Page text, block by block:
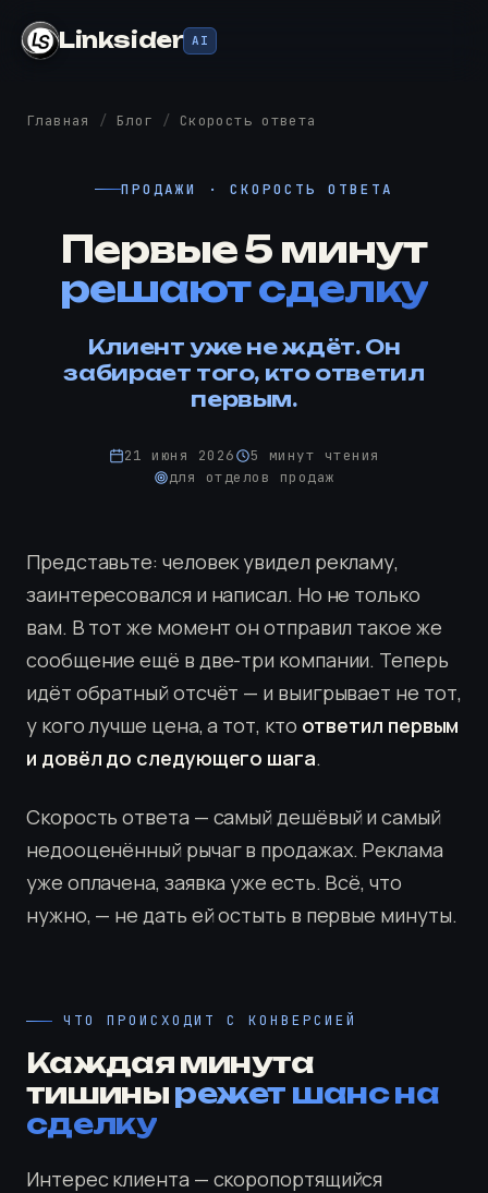
Linksider AI
Главная / Блог / Скорость ответа
ПРОДАЖИ · СКОРОСТЬ ОТВЕТА
Первые 5 минут
решают сделку
Клиент уже не ждёт. Он
забирает того, кто ответил
первым.
21 июня 2026
5 минут чтения
для отделов продаж
Представьте: человек увидел рекламу,
заинтересовался и написал. Но не только
вам. В тот же момент он отправил такое же
сообщение ещё в две-три компании. Теперь
идёт обратный отсчёт — и выигрывает не тот,
у кого лучше цена, а тот, кто ответил первым
и довёл до следующего шага.
Скорость ответа — самый дешёвый и самый
недооценённый рычаг в продажах. Реклама
уже оплачена, заявка уже есть. Всё, что
нужно, — не дать ей остыть в первые минуты.
ЧТО ПРОИСХОДИТ С КОНВЕРСИЕЙ
Каждая минута
тишинырежет шанс на
сделку
Интерес клиента — скоропортящийся